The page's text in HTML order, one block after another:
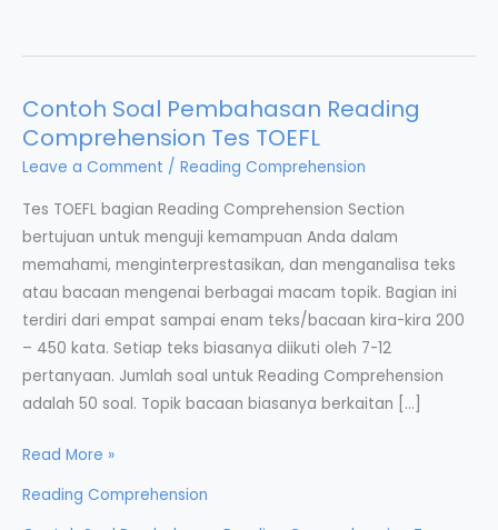
Contoh Soal Pembahasan Reading
Comprehension Tes TOEFL
Leave a Comment / Reading Comprehension
Tes TOEFL bagian Reading Comprehension Section
bertujuan untuk menguji kemampuan Anda dalam
memahami, menginterprestasikan, dan menganalisa teks
atau bacaan mengenai berbagai macam topik. Bagian ini
terdiri dari empat sampai enam teks/bacaan kira-kira 200
– 450 kata. Setiap teks biasanya diikuti oleh 7-12
pertanyaan. Jumlah soal untuk Reading Comprehension
adalah 50 soal. Topik bacaan biasanya berkaitan […]
Contoh
Pembahasan
Read More »
Reading Comprehension